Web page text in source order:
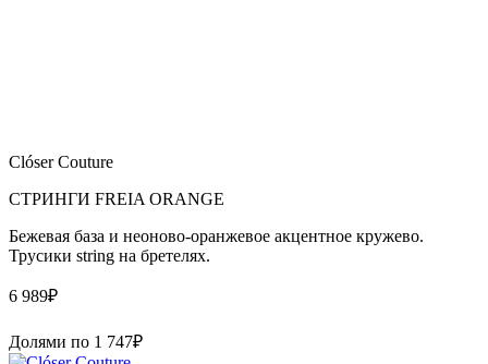
Clóser Couture
СТРИНГИ FREIA ORANGE
Бежевая база и неоново-оранжевое акцентное кружево.
Трусики string на бретелях.
6 989₽
Долями по 1 747₽